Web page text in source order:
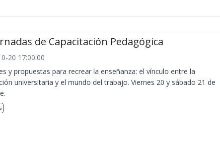
de Capacitación Pedagógica
20 17:00:00
y propuestas para recrear la enseñanza: el vínculo entre la
universitaria y el mundo del trabajo. Viernes 20 y sábado 21 de